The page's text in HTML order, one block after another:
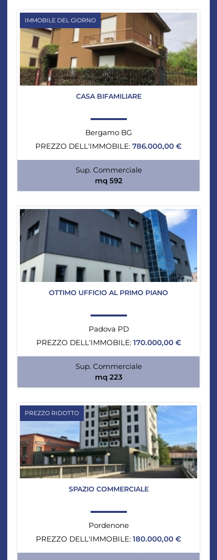
IMMOBILE DEL GIORNO
CASA BIFAMILIARE
Bergamo BG
PREZZO DELL'IMMOBILE: 786.000,00 €
Sup. Commerciale
mq 592
OTTIMO UFFICIO AL PRIMO PIANO
Padova PD
PREZZO DELL'IMMOBILE: 170.000,00 €
Sup. Commerciale
mq 223
PREZZO RIDOTTO
SPAZIO COMMERCIALE
Pordenone
PREZZO DELL'IMMOBILE: 180.000,00 €